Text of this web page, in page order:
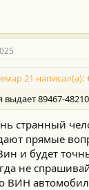
21 написал(а):
выдает 89467-
странный
прямые
и будет
не
ВИН